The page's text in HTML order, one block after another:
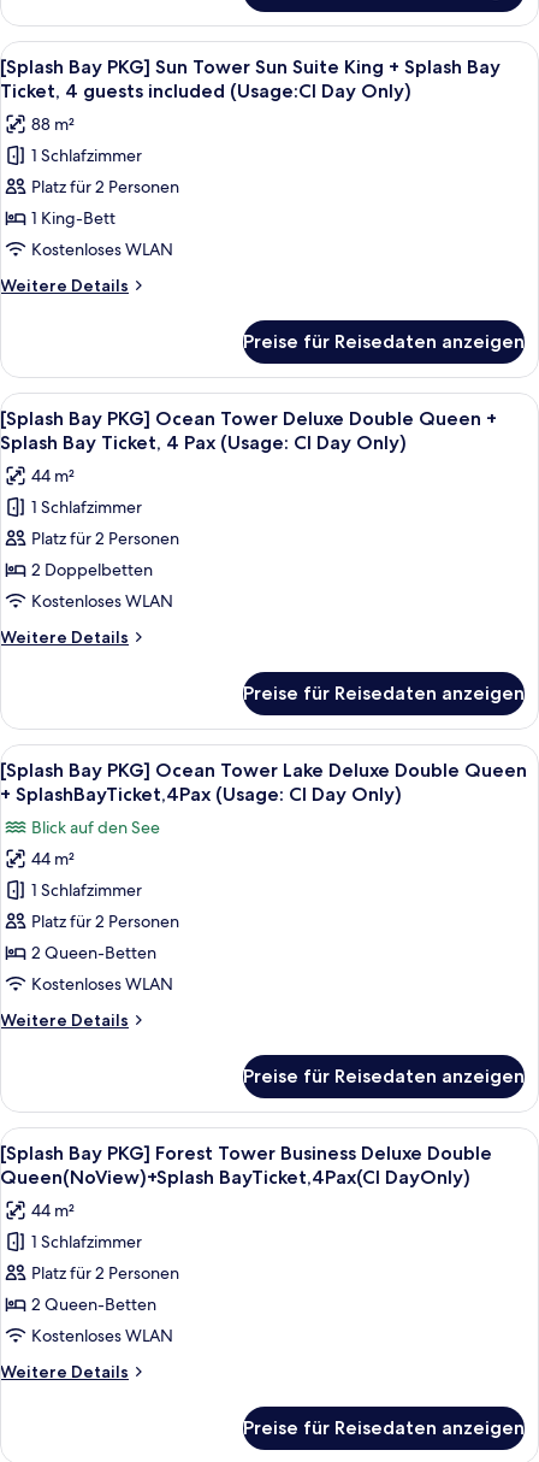
Splash
Bay
Ticket,
4
Pax
(Usage:
Check-
in
Day
Only)
anzeigen
Bay
PKG]
Sun
Tower
King
+
Splash
Bay
Ticket,
Pax
(Usage:
Check-
Only)
Alle
Fotos
für
[Splash
Bay
PKG]
Sun
Tower
Sun
Suite
+
Splash
Bay
Ticket,
4
guests
included
(Usage:CI
Day
Only)
anzeigen
Ein modernes Hotelzimmer mit
5
[Splash Bay PKG] Sun Tower Sun Suite King + Splash Bay
Ticket, 4 guests included (Usage:CI Day Only)
88 m²
1 Schlafzimmer
Platz für 2 Personen
1 King-Bett
Kostenloses WLAN
Weitere Details
Weitere
Bay
PKG]
Sun
Tower
Sun
Suite
King
+
Splash
Bay
4
guests
included
Only)
Preise für Reisedaten anzeigen
Alle
Fotos
für
[Splash
Bay
PKG]
Ocean
Tower
Deluxe
Double
+
Splash
Bay
Ticket,
4
Pax
(Usage:
CI
Day
Only)
anzeigen
Daunenbettdecken, Minibar,
6
[Splash Bay PKG] Ocean Tower Deluxe Double Queen +
Splash Bay Ticket, 4 Pax (Usage: CI Day Only)
44 m²
1 Schlafzimmer
Platz für 2 Personen
2 Doppelbetten
Kostenloses WLAN
Weitere Details
Weitere
Bay
PKG]
Ocean
Tower
Deluxe
Double
Queen
+
Splash
Bay
4
Pax
CI
Preise für Reisedaten anzeigen
Alle
Fotos
für
[Splash
Bay
PKG]
Ocean
Tower
Lake
Double
SplashBayTicket,4Pax
(Usage:
CI
Day
Only)
anzeigen
Daunenbettdecken, Minibar,
6
[Splash Bay PKG] Ocean Tower Lake Deluxe Double Queen
+ SplashBayTicket,4Pax (Usage: CI Day Only)
Blick auf den See
44 m²
1 Schlafzimmer
Platz für 2 Personen
2 Queen-Betten
Kostenloses WLAN
Weitere Details
Weitere
Bay
PKG]
Ocean
Tower
Deluxe
Double
Queen
+
SplashBayTicket,4Pax
CI
Day
Only)
Preise für Reisedaten anzeigen
Alle
Fotos
für
[Splash
Bay
PKG]
Forest
Tower
Business
Deluxe
Queen(NoView)+Splash
Ein Hotelzimmer mit zwei Betten,
4
[Splash Bay PKG] Forest Tower Business Deluxe Double
Queen(NoView)+Splash BayTicket,4Pax(CI DayOnly)
44 m²
1 Schlafzimmer
Platz für 2 Personen
2 Queen-Betten
Kostenloses WLAN
Weitere Details
Weitere
Bay
Preise für Reisedaten anzeigen